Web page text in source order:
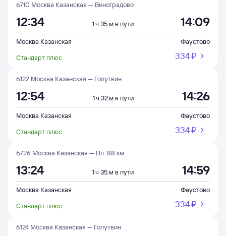
6710 Москва Казанская — Виноградово
12:34 1 ч 35 м в пути 14:09
Москва Казанская
Фаустово
Стандарт плюс
334 ⁠₽
6122 Москва Казанская — Голутвин
12:54 1 ч 32 м в пути 14:26
Москва Казанская
Фаустово
Стандарт плюс
334 ⁠₽
6726 Москва Казанская — Пл. 88 км
13:24 1 ч 35 м в пути 14:59
Москва Казанская
Фаустово
Стандарт плюс
334 ⁠₽
6124 Москва Казанская — Голутвин